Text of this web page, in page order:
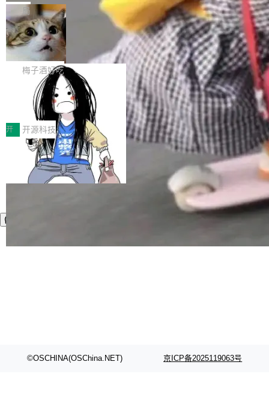
可控性和代码质量提出了更高要求。 首先是数据
安全与合规要求。对于大多数普通研发场景，公
有云模型能够满足快速试用和效率提升的需求。
但对于金融、能源、医疗等对数据安全要求较...
各业的Agent走向规模化建设，算力构成形态逐
渐丰富，用户关注的重点也在发生变化：不只是
让AI用起来，还要进一步看清混合算力时代下，
Token花在哪里、算力是否被充分利用，以及持
续增长的AI成本该如何优化。 深信服AI算力网关
正是围绕这些实际问题，从Token治理和成本治
理两个方面，让用户的每一份算力都看得清、管
得住、用得稳、省得下、更安全！ 一、从现在开
始，Token使用一目...
Bigtable 作者之一。TensorFlow 的作者之一。
Gemini 的架构师。Google 首席科学家。 Jeff D
ean 在 Google 工作了 27 年后，宣布离职。 他
不是一个人走。一同离开的还有 Sanjay Ghema
wat（Google 员工编号 23，Jeff Dean 二十多
年的编程搭档，MapReduce 和 Bigtable 的共同
作者）、Quoc Le（Google 大脑核心成员，Se
q2Seq 和 DocAI 的共同发明人）以及 Oriol Vin
yals（Gemini 联合负责人，AlphaSta...
局
🔥 SolonCode v2026.8.4 发布：界面
字体可调、22 种语言、记忆搜索增强
打开终端就能上岗的全中文编码智能体，这一轮
把「看得清、用母语、记得住」三件事一次补
齐。 SolonCode 是什么 SolonCode 是杭州无
耳科技研发的企业级终端编码智能体——一位全
中文驱动的数字员工，自主理解需求、规划步
骤、编写代码。不挑模型、不挑平台，curl 一行
装完即用。 开源地址：Gitee · GitCode · GitHu
b 安装 支持 Java 8+（8~26）、macOS / Linu
x / Windows / Harmony PC。 # macOS / Linu
x / Harmony PC curl -fsSL https://solon.noea
梅子酒好吃
让“代码语义理解”深度释放AI Coding
价值潜能：华为云码道（CodeArts）
代码仓技术解析
一、代码仓深度理解技术的作用与价值 在软件工
程实践中，代码仓是企业核心知识资产的主要载
体。企业级代码仓库通常包含数十万乃至数百万
个文件，其规模远超单次模型调用可承载的上下
文窗口。随着项目规模的持续扩张与代码历史的
不断累积，代码仓中的模块关系、接口契约、业
务逻辑等关键信息往往分散于数十乃至数百个文
件之中，形成高度复杂的知识关联网络。传统的
开 开源科技
©OSCHINA(OSChina.NET) 京ICP备2025119063号